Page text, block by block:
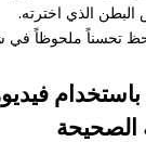
الذي اخترته.
تحسناً ملحوظاً
الصحيحة